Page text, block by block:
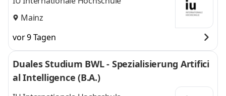
Mainz
vor 9 Tagen
Duales Studium BWL - Spezialisierung Artifici
al Intelligence (B.A.)